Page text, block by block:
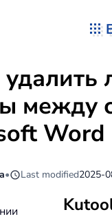
между
Word
• Last modified2025-